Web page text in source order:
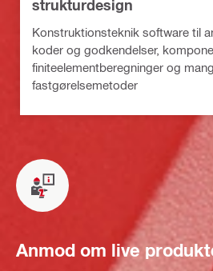
strukturdesign
Konstruktionsteknik software til
koder og godkendelser,
finiteelementberegninger og
fastgørelsemetoder
Anmod om live